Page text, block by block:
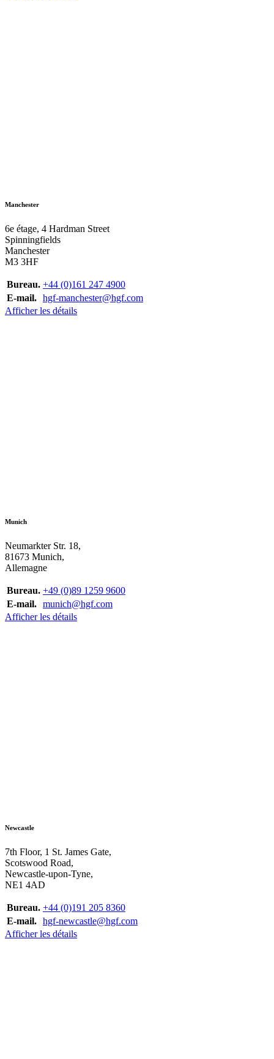
Manchester
6e étage, 4 Hardman Street
Spinningfields
Manchester
M3 3HF
Bureau. +44 (0)161 247 4900
E-mail. hgf-manchester@hgf.com
Afficher les détails
Munich
Neumarkter Str. 18,
81673 Munich,
Allemagne
Bureau. +49 (0)89 1259 9600
E-mail. munich@hgf.com
Afficher les détails
Newcastle
7th Floor, 1 St. James Gate,
Scotswood Road,
Newcastle-upon-Tyne,
NE1 4AD
Bureau. +44 (0)191 205 8360
E-mail. hgf-newcastle@hgf.com
Afficher les détails